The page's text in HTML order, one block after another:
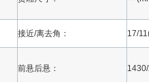
接近/离去角： 17/
前悬后悬：